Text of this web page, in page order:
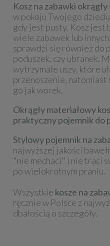
Kosz na zabawki okrągły
w pokoju Twojego
gdy jest pusty. Kosz jest
wiele zabawek lub
sprawdzi się również do
poduszek, czy ubranek.
wytrzymałe uszy, które
przenoszenie, natomiast
go jak worek.
Okrągły materiałowy
praktyczny pojemnik do
Stylowy pojemnik na
najwyższej jakości
"nie mechaci" i nie traci
po wielokrotnym praniu.
Wszystkie kosze na
ręcznie w Polsce z
dbałością o szczegóły.